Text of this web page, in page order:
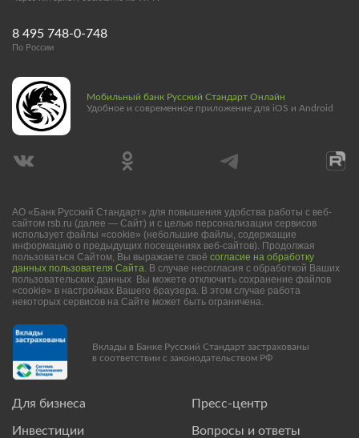
8 495 748-0-748
По России
Для бизнеса
Инвестиции
Пресс-центр
Вопросы и ответы
Мобильный банк Русский Стандарт Онлайн
Удобное и современное приложение для iOS и Android
АО «Банк Русский Стандарт» для повышения удобства работы с веб-
сайтом rsb.ru (далее — Сайт) и с целью персонализации сервисов
использует файлы «cookie» (небольшие файлы, содержащие
информацию о предыдущих посещениях веб-сайтов). Продолжая
пользоваться Сайтом, Вы выражаете своё согласие на обработку
данных пользователя Сайта. В случае несогласия с обработкой Ваших
пользовательских данных Вы можете отключить сохранение файлов
«cookie» в настройках Вашего браузера. В этом случае работа
некоторых сервисов на Сайте может быть ограничена.
Вклады в Банке Русский Стандарт застрахованы
в соответствии с законодательством РФ